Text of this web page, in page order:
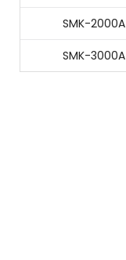
SMK-2000A
SMK-3000A